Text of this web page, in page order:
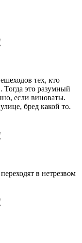
тех, кто
Тогда это разумный
если виноваты.
бред какой то.
в нетрезвом